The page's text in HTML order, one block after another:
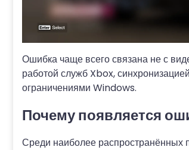
Ошибка чаще всего связана не с
работой служб Xbox,
ограничениями Windows.
Почему появляется
Среди наиболее распространённых